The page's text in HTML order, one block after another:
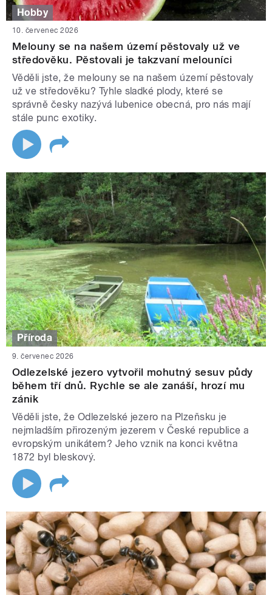
Hobby
10. červenec 2026
Melouny se na našem území pěstovaly už ve
středověku. Pěstovali je takzvaní melouníci
Věděli jste, že melouny se na našem území pěstovaly
už ve středověku? Tyhle sladké plody, které se
správně česky nazývá lubenice obecná, pro nás mají
stále punc exotiky.
Příroda
9. červenec 2026
Odlezelské jezero vytvořil mohutný sesuv půdy
během tří dnů. Rychle se ale zanáší, hrozí mu
zánik
Věděli jste, že Odlezelské jezero na Plzeňsku je
nejmladším přirozeným jezerem v České republice a
evropským unikátem? Jeho vznik na konci května
1872 byl bleskový.